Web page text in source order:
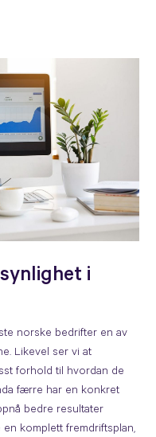
i
norske bedrifter en av
Likevel ser vi at
forhold til hvordan de
færre har en konkret
bedre resultater
komplett fremdriftsplan,